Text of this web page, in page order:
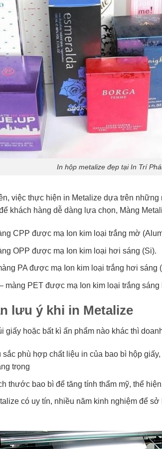
In hộp metalize đẹp tại In Trí
việc thực hiện in Metalize dựa trên
khách hàng dễ dàng lựa chọn, Màng
CPP được mạ Ion kim loại trắng mờ
OPP được mạ Ion kim loại hơi sáng (Si).
PA được mạ Ion kim loại trắng hơi sáng
màng PET được mạ Ion kim loại trắng sáng
lưu ý khi in Metalize
giấy hoặc bất kì ấn phẩm nào khác thì
sắc phù hợp chất liệu in của bao bì hộp
trọng
thước bao bì để tăng tính thẩm mỹ, thể
có uy tín, nhiều năm kinh nghiệm để